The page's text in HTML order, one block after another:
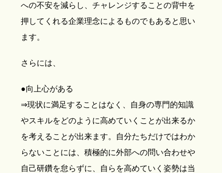
への不安を減らし、チャレンジすることの背中を
押してくれる企業理念によるものでもあると思い
ます。
さらには、
●向上心がある
⇒現状に満足することはなく、自身の専門的知識
やスキルをどのように高めていくことが出来るか
を考えることが出来ます。自分たちだけではわか
らないことには、積極的に外部への問い合わせや
自己研鑽を怠らずに、自らを高めていく姿勢は当